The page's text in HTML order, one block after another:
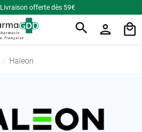
Livraison offerte dès 59€
Haleon